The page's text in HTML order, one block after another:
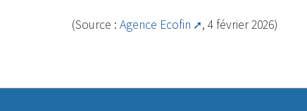
(Source : Agence Ecofin , 4 février 2026)